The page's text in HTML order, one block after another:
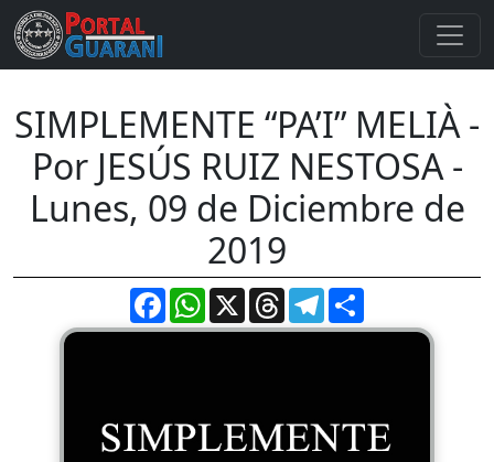
SIMPLEMENTE “PA’I” MELIÀ -
Por JESÚS RUIZ NESTOSA -
Lunes, 09 de Diciembre de
2019
FacebookWhatsApp
X ThreadsTelegram